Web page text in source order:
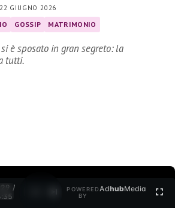
22 GIUGNO 2026
GOSSIP MATRIMONIO
è sposato in gran segreto: la
tutti.
/
POWERED
BY
AdhubMedia